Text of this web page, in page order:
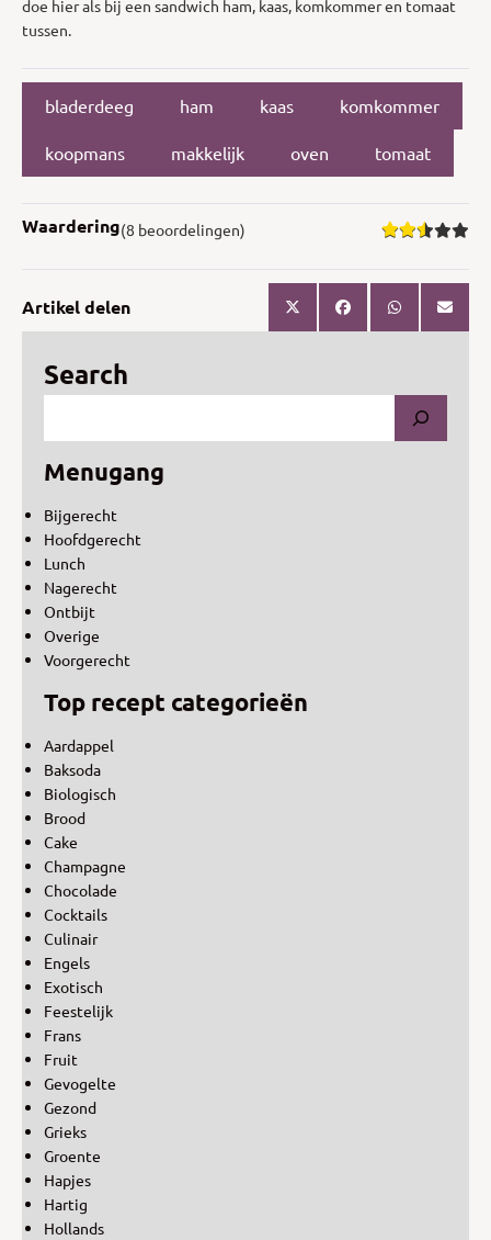
doe hier als bij een sandwich ham, kaas, komkommer en tomaat
tussen.
bladerdeeg ham kaas komkommer
koopmans makkelijk oven tomaat
Waardering(8 beoordelingen)
Artikel delen
Search
Menugang
Bijgerecht
Hoofdgerecht
Lunch
Nagerecht
Ontbijt
Overige
Voorgerecht
Top recept categorieën
Aardappel
Baksoda
Biologisch
Brood
Cake
Champagne
Chocolade
Cocktails
Culinair
Engels
Exotisch
Feestelijk
Frans
Fruit
Gevogelte
Gezond
Grieks
Groente
Hapjes
Hartig
Hollands